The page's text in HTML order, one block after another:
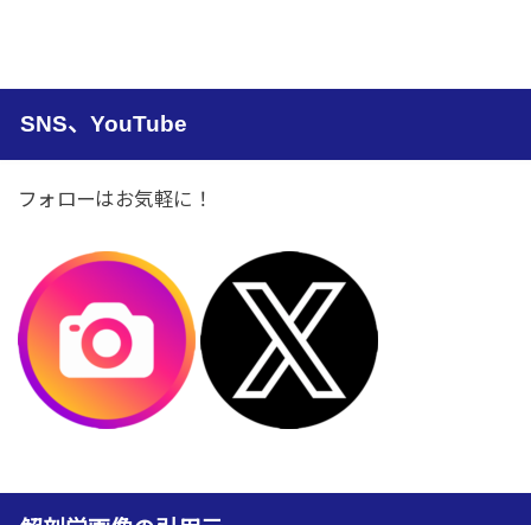
SNS、YouTube
フォローはお気軽に！